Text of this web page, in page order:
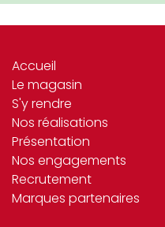
Accueil
Le magasin
S'y rendre
Nos réalisations
Présentation
Nos engagements
Recrutement
Marques partenaires